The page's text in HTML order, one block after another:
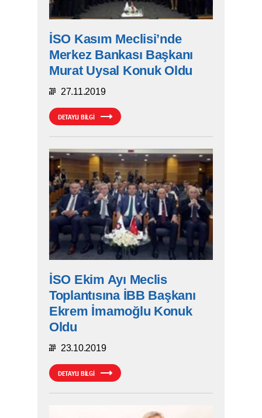
İSO Kasım Meclisi’nde
Merkez Bankası Başkanı
Murat Uysal Konuk Oldu
27.11.2019
DETAYLI BİLGİ
İSO Ekim Ayı Meclis
Toplantısına İBB Başkanı
Ekrem İmamoğlu Konuk
Oldu
23.10.2019
DETAYLI BİLGİ